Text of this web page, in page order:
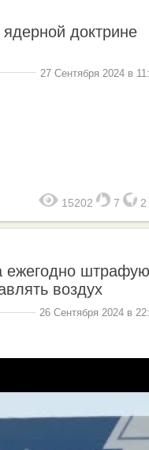
доктрине
27 Сентября 2024 в
15202 7 2
воздух
26 Сентября 2024 в